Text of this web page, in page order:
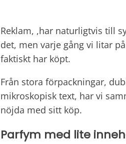
Reklam, ,har naturligtvis till
det, men varje gång vi litar
faktiskt har köpt.
Från stora förpackningar,
mikroskopisk text, har vi
nöjda med sitt köp.
Parfym med lite